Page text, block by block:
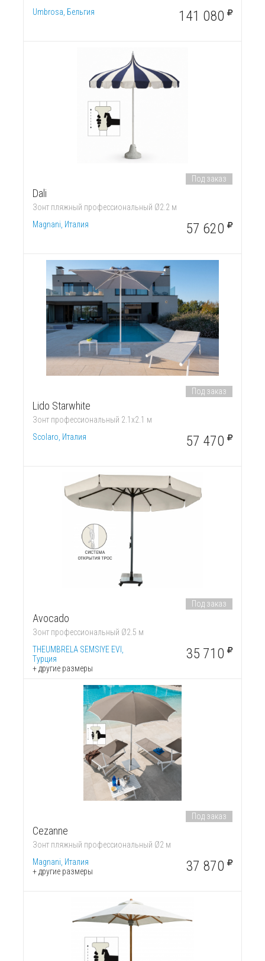
Umbrosa, Бельгия
141 080
Dali
Зонт пляжный профессиональный Ø2.2 м
Magnani, Италия
Под заказ
57 620
Lido Starwhite
Зонт профессиональный 2.1х2.1 м
Scolaro, Италия
Под заказ
57 470
Avocado
Зонт профессиональный Ø2.5 м
THEUMBRELA SEMSIYE EVI,
Турция
+ другие размеры
Под заказ
35 710
Cezanne
Зонт пляжный профессиональный Ø2 м
Magnani, Италия
+ другие размеры
Под заказ
37 870